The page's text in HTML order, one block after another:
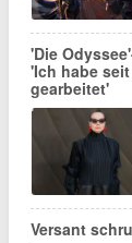
'Die
'Ich habe
gearbeitet'
Versant